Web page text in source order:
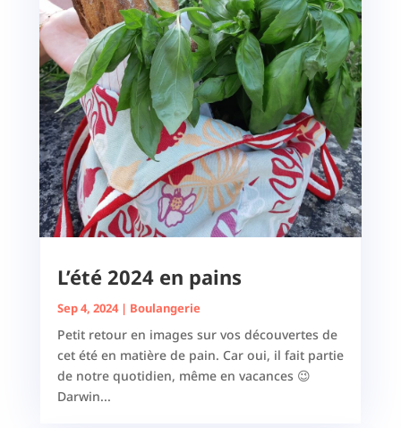
L’été 2024 en pains
Sep 4, 2024| Boulangerie
Petit retour en images sur vos découvertes de
cet été en matière de pain. Car oui, il fait partie
de notre quotidien, même en vacances 😉
Darwin...